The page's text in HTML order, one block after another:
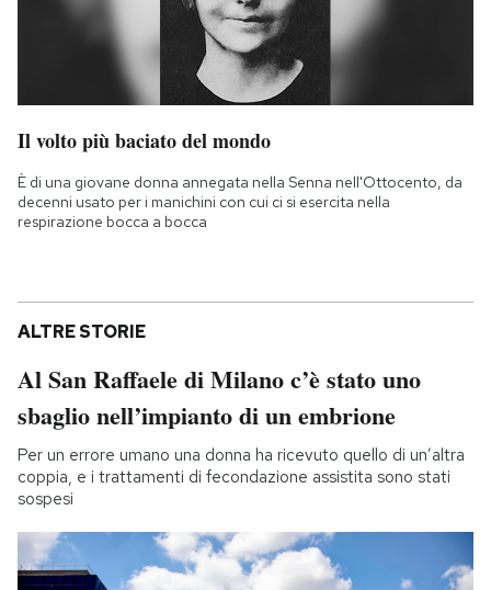
Il volto più baciato del mondo
È di una giovane donna annegata nella Senna nell'Ottocento, da
decenni usato per i manichini con cui ci si esercita nella
respirazione bocca a bocca
ALTRE STORIE
Al San Raffaele di Milano c’è stato uno
sbaglio nell’impianto di un embrione
Per un errore umano una donna ha ricevuto quello di un’altra
coppia, e i trattamenti di fecondazione assistita sono stati
sospesi